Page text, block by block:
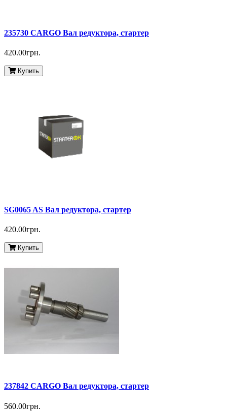
235730 CARGO Вал редуктора, стартер
420.00грн.
Купить
SG0065 AS Вал редуктора, стартер
420.00грн.
Купить
237842 CARGO Вал редуктора, стартер
560.00грн.